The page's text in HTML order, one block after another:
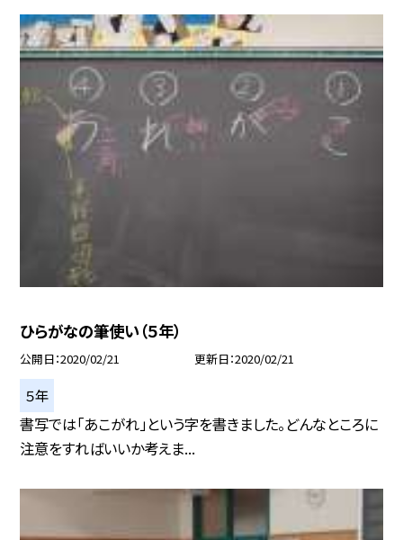
ひらがなの筆使い（５年）
公開日 2020/02/21 更新日 2020/02/21
５年
書写では「あこがれ」という字を書きました。どんなところに
注意をすればいいか考えま...